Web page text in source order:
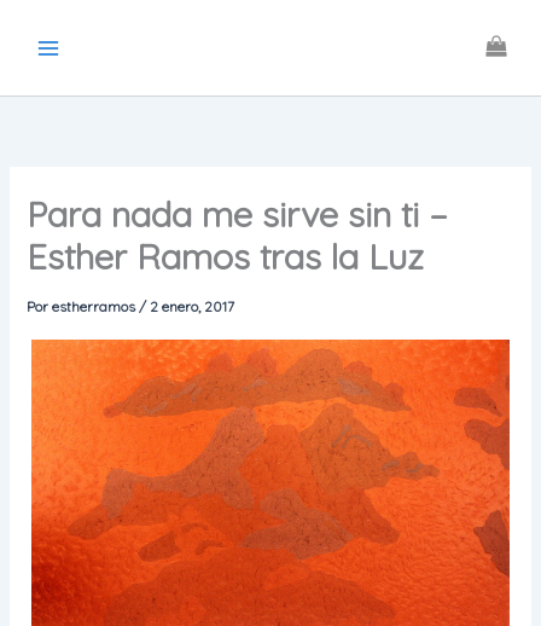
Para nada me sirve sin ti –
Esther Ramos tras la Luz
Porestherramos/ 2 enero, 2017